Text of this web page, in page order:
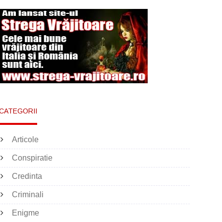
Articole
Conspiratie
Credinta
Criminali
Enigme